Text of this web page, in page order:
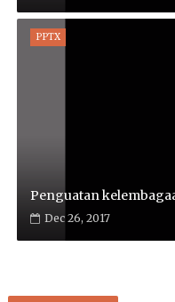
PPTX
Penguatan
Dec 26, 2017